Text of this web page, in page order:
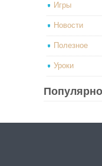
Игры
Новости
Полезное
Уроки